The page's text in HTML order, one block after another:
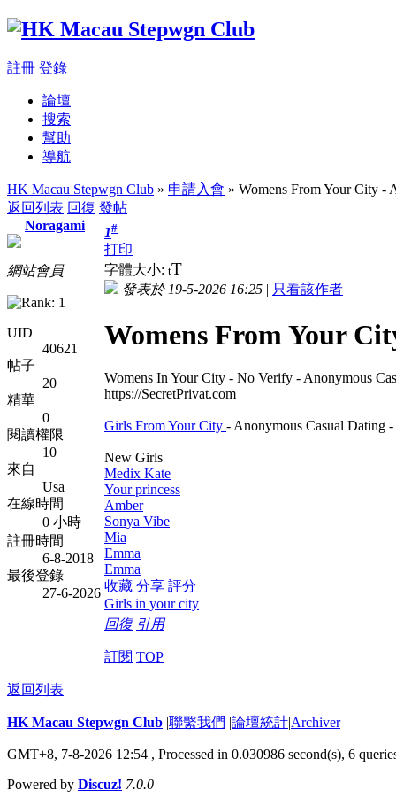
註冊 登錄
論壇
搜索
幫助
導航
HK Macau Stepwgn Club » 申請入會 » Womens From Your City -
返回列表 回復 發帖
Noragami
網站會員
UID
40621
帖子
20
精華
0
閱讀權限
10
來自
Usa
在線時間
0 小時
註冊時間
6-8-2018
最後登錄
27-6-2026
1#
打印
字體大小: tT
發表於 19-5-2026 16:25 | 只看該作者
Womens From Your
Womens In Your City - No Verify - Anonymous
https://SecretPrivat.com
Girls From Your City - Anonymous Casual Dating
New Girls
Medix Kate
Your princess
Amber
Sonya Vibe
Mia
Emma
Emma
收藏 分享 評分
Girls in your city
回復 引用
訂閱 TOP
返回列表
HK Macau Stepwgn Club |聯繫我們 |論壇統計|Archiver
GMT+8, 7-8-2026 12:54 , Processed in 0.030986 second(s), 6
Powered by Discuz! 7.0.0